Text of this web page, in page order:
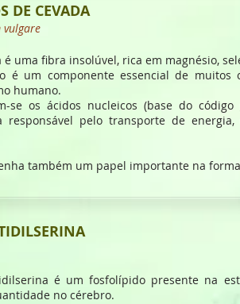
DE CEVADA
vulgare
é uma fibra insolúvel, rica em magnésio,
é um componente essencial de muitos
humano.
se os ácidos nucleicos (base do
responsável pelo transporte de
também um papel importante na
é um fosfolípido presente na
no cérebro.